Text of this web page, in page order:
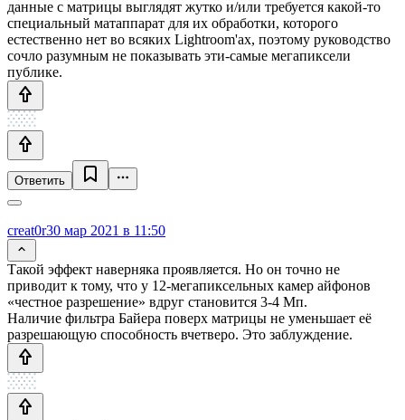
данные с матрицы выглядят жутко и/или требуется какой-то
специальный матаппарат для их обработки, которого
естественно нет во всяких Lightroom'ах, поэтому руководство
сочло разумным не показывать эти-самые мегапиксели
публике.
Ответить
creat0r30 мар 2021 в 11:50
Такой эффект наверняка проявляется. Но он точно не
приводит к тому, что у 12-мегапиксельных камер айфонов
«честное разрешение» вдруг становится 3-4 Мп.
Наличие фильтра Байера поверх матрицы не уменьшает её
разрешающую способность вчетверо. Это заблуждение.